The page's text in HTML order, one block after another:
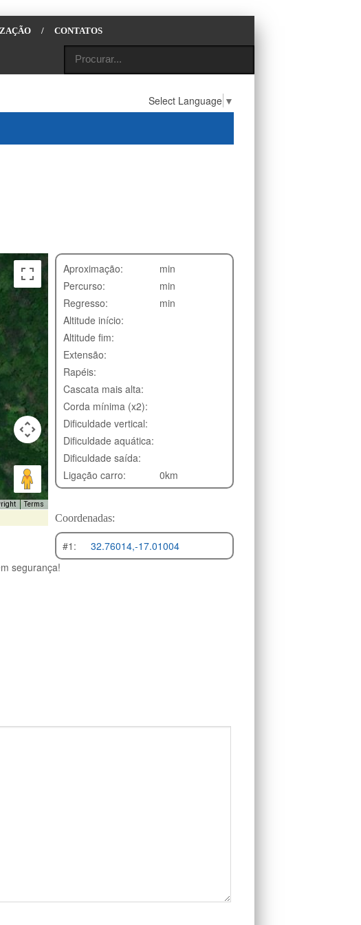
/ CONTATOS
Select Language ▼
Terms
Aproximação:
min
Percurso:
min
Regresso:
min
Altitude início:
Altitude fim:
Extensão:
Rapéis:
Cascata mais alta:
Corda mínima (x2):
Dificuldade vertical:
Dificuldade aquática:
Dificuldade saída:
Ligação carro:
0km
Coordenadas:
#1:
32.76014,-17.01004
segurança!